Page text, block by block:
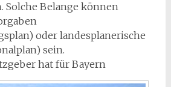
Solche Belange können
oder landesplanerische
sein.
hat für Bayern